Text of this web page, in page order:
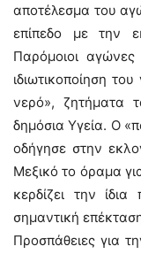
αποτέλεσμα του
επίπεδο με την
Παρόμοιοι
ιδιωτικοποίηση
νερό», ζητήματα
δημόσια Υγεία. Ο
οδήγησε στην
Μεξικό το όραμα
κερδίζει την
σημαντική
Προσπάθειες για